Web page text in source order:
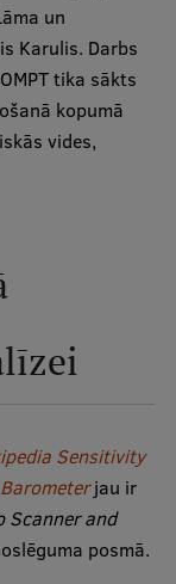
un
Karulis. Darbs
tika sākts
kopumā
vides,
Sensitivity
jau ir
Scanner and
posmā.